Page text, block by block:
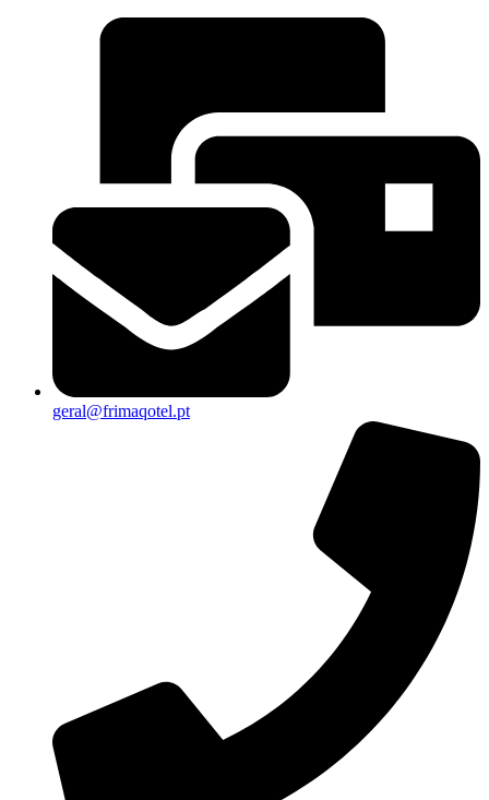
geral@frimaqotel.pt